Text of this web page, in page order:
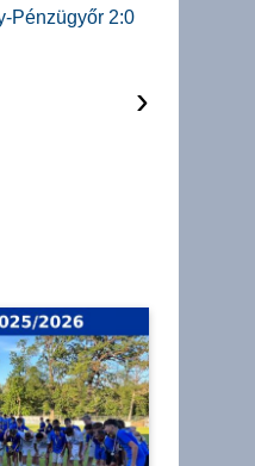
Pénzügyőr 2:0
›